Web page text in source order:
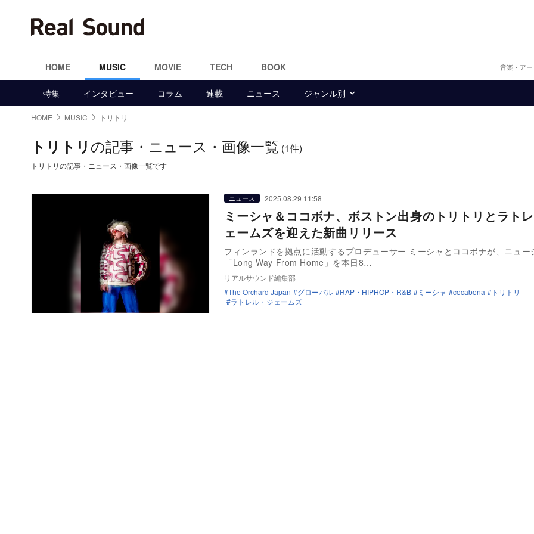
HOME MUSIC MOVIE TECH BOOK 音楽・ア
特集 インタビュー コラム 連載 ニュース ジャンル別
HOME MUSIC トリトリ
トリトリ の記事・ニュース・画像一覧 (1件)
トリトリの記事・ニュース・画像一覧です
ニュース 2025.08.29 11:58
ミーシャ＆ココボナ、ボストン出身のトリトリとラト
ェームズを迎えた新曲リリース
フィンランドを拠点に活動するプロデューサー ミーシャとココボナが、ニュー
「Long Way From Home」を本日8…
リアルサウンド編集部
The Orchard Japan
グローバル RAP・HIPHOP・R&B ミーシャ cocabona
トリトリ
ラトレル・ジェームズ